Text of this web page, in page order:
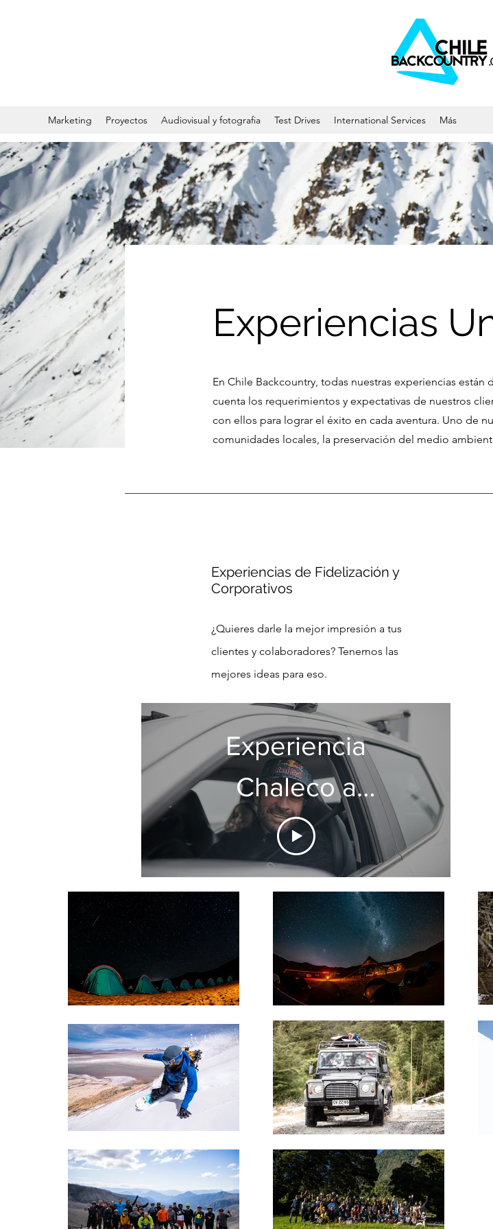
Marketing Proyectos Audiovisual y fotografia Test Drives International Services Más
Experiencias
En Chile Backcountry, todas nuestras experiencias
cuenta los requerimientos y expectativas de nuestros
con ellos para lograr el éxito en cada aventura. Uno de
comunidades locales, la preservación del medio
Experiencias de Fidelización y
Corporativos
¿Quieres darle la mejor impresión a tus
clientes y colaboradores? Tenemos las
mejores ideas para eso.
Experiencia
Chaleco a
Fondo by
Maxus